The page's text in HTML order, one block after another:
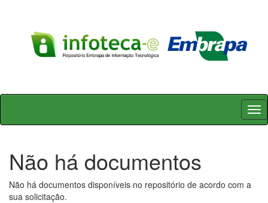
Skip
Não há documentos
Não há documentos disponíveis no repositório de acordo com a
sua solicitação.